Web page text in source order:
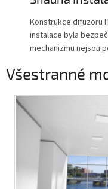
Konstrukce difuzoru
instalace byla
mechanizmu nejsou
Všestranné